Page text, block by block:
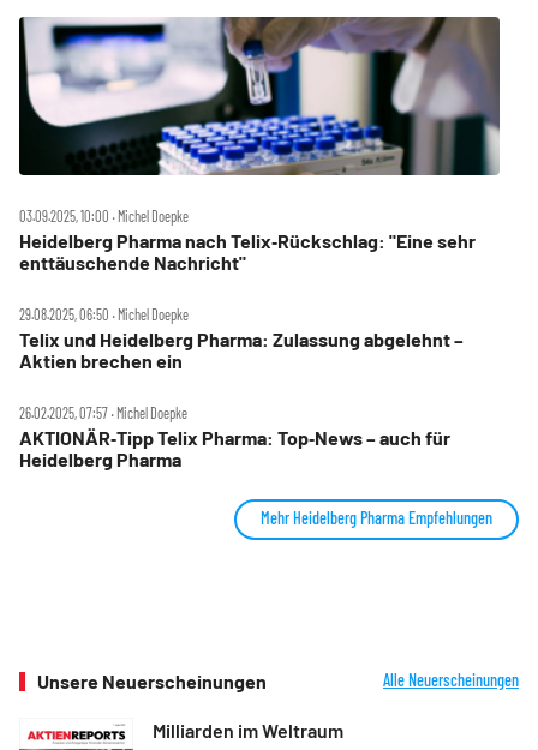
03.09.2025, 10:00 ‧ Michel Doepke
Heidelberg Pharma nach Telix‑Rückschlag: "Eine sehr
enttäuschende Nachricht"
29.08.2025, 06:50 ‧ Michel Doepke
Telix und Heidelberg Pharma: Zulassung abgelehnt –
Aktien brechen ein
26.02.2025, 07:57 ‧ Michel Doepke
AKTIONÄR‑Tipp Telix Pharma: Top‑News – auch für
Heidelberg Pharma
Mehr Heidelberg Pharma Empfehlungen
Unsere Neuerscheinungen Alle Neuerscheinungen
Milliarden im Weltraum